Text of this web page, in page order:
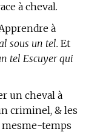
à cheval.
à
sous un tel. Et
tel Escuyer qui
un cheval à
criminel, & les
mesme-temps